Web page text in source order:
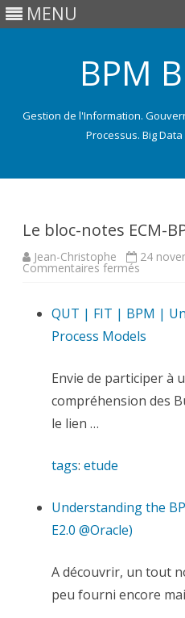
MENU
BPM
Gestion de l'Information.
Processus. Big
Le bloc-notes ECM-
Jean-Christophe 24
Commentaires fermés
ECM-
BPM
du
11/24/
QUT | FIT | BPM |
Process Models
Envie de participer à
compréhension des
le lien …
tags: etude
Understanding the
E2.0 @Oracle)
A découvrir, un tout
peu fourni encore